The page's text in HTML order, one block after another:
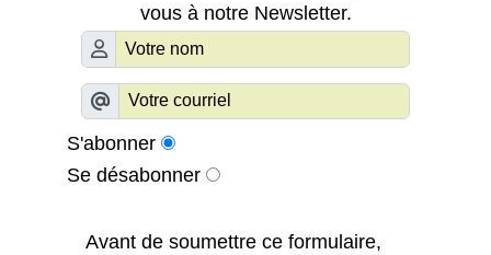
vous à notre Newsletter.
S'abonner
Se désabonner
Avant de soumettre ce formulaire,